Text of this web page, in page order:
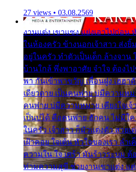
27 views • 03.08.2569
งานแต่ง เขาแซง แย่งเอาไปก่อ
ในห้องครัว ข้างนอกเจ้าสาว ส่งยิ้
อยู่ในครัว ทำตัวเป็นเด็ก ล้างจาน
บ้านใกล้ พึ่งพาอาศัย จำใจ ต้องไป
พา กันเข้าพาขวัญ เพื่อนฝูง เฮฮา
เดียวดาย เป็นคนพ่าย บ่มีความหม
คนพ่าย บ่มีความหมาย เคียงใจเจ้
เป็นบ่ได้ คือคนพ่าย ฮักคน ไม่มีใ
ในครัว เจ้าสาว ก็มัวแต่งตัว สวยเ
เฝ้าคอย ใจเต้น หัวใจของเรา ลำ
ความใน ใจ เศร้า มันร้าวระบม
ท่ามความสุขี ช่วยงานเขาแต่ง แ